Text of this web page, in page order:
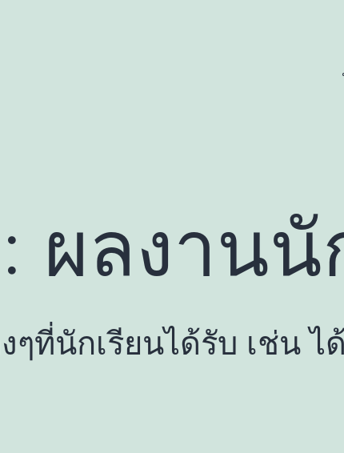
ผลงานนั
ๆที่นักเรียนได้รับ เช่น